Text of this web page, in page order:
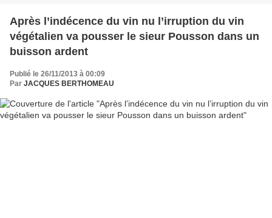
Après l’indécence du vin nu l’irruption du vin
végétalien va pousser le sieur Pousson dans un
buisson ardent
Publié le 26/11/2013 à 00:09
Par JACQUES BERTHOMEAU